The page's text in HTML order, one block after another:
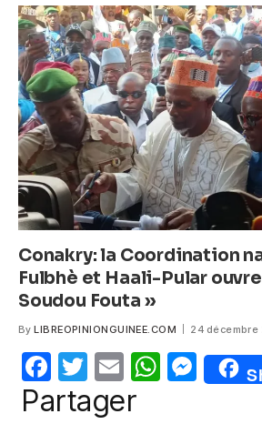
b
o
o
k
A
p
p
n
g
er
Conakry: la Coordination
Fulbhè et Haali-Pular
Soudou Fouta »
By LIBREOPINIONGUINEE.COM 24 décembre
F
a
T
w
itt
E
m
W M
e
Partager